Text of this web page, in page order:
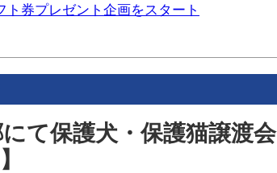
ト券プレゼント企画をスタート
て保護犬・保護猫譲渡会